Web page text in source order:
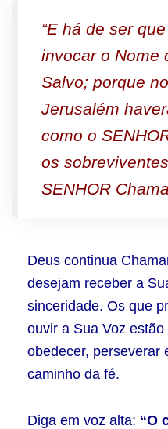
“E há de ser
invocar o Nome
Salvo; porque
Jerusalém
como o
os
SENHOR
Deus continua
desejam receber a
sinceridade. Os que
ouvir a Sua Voz
obedecer, perseverar
caminho da fé.
Diga em voz alta: “O